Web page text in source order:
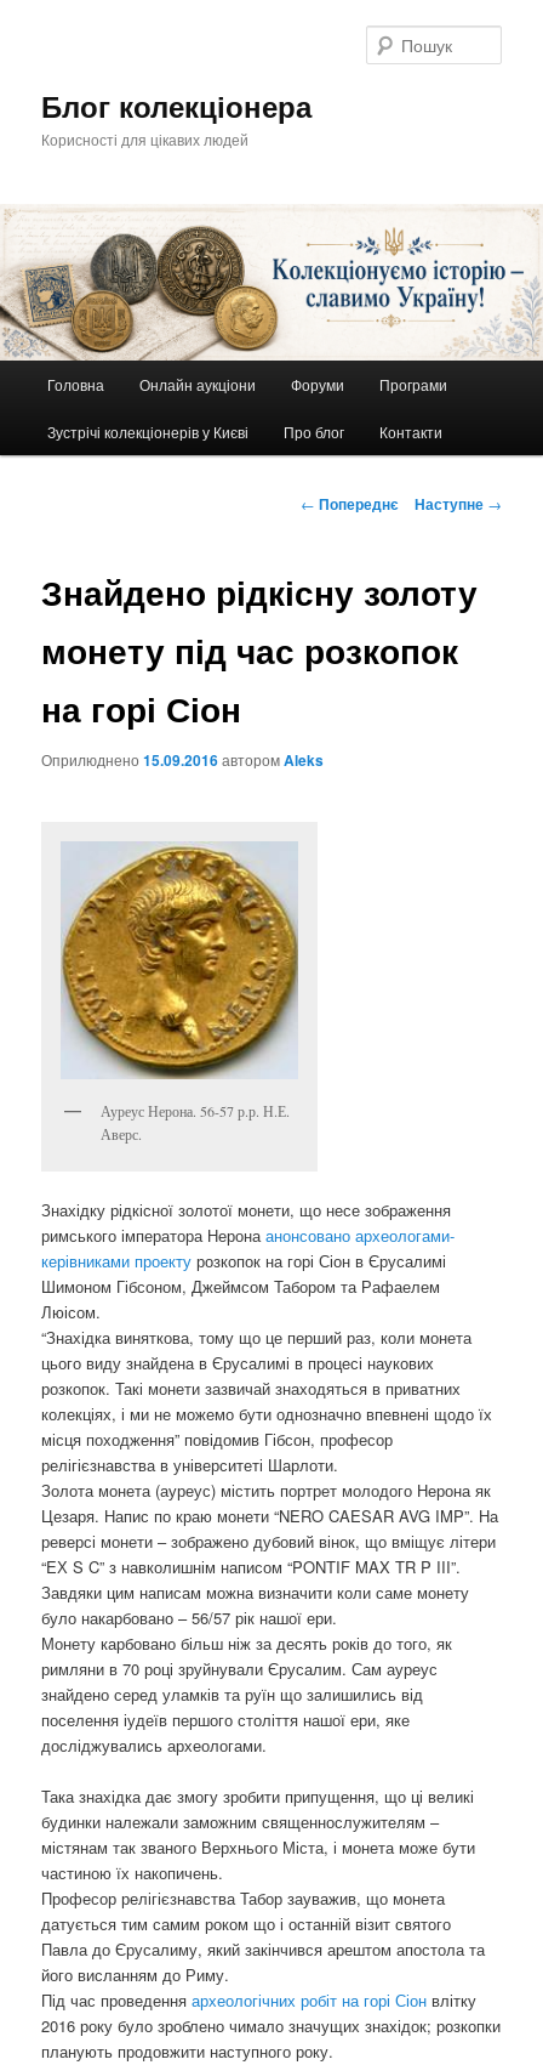
Блог колекціонера
Корисності для цікавих людей
Головна Онлайн аукціони Форуми Програми
Зустрічі колекціонерів у Києві Про блог Контакти
Навігація
← Попереднє Наступне →
Знайдено рідкісну золоту
монету під час розкопок
на горі Сіон
Оприлюднено15.09.2016авторомAleks
Ауреус Нерона. 56-57 р.р. Н.Е.
Аверс.
Знахідку рідкісної золотої монети, що несе зображення
римського імператора Неронаанонсовано археологами-
керівниками проекту розкопок на горі Сіон в Єрусалимі
Шимоном Гібсоном, Джеймсом Табором та Рафаелем
Люісом.
“Знахідка виняткова, тому що це перший раз, коли монета
цього виду знайдена в Єрусалимі в процесі наукових
розкопок. Такі монети зазвичай знаходяться в приватних
колекціях, і ми не можемо бути однозначно впевнені щодо їх
місця походження” повідомив Гібсон, професор
релігієзнавства в університеті Шарлоти.
Золота монета (ауреус) містить портрет молодого Нерона як
Цезаря. Напис по краю монети “NERO CAESAR AVG IMP”. На
реверсі монети – зображено дубовий вінок, що вміщує літери
“EХ S C” з навколишнім написом “PONTIF MAX TR P III”.
Завдяки цим написам можна визначити коли саме монету
було накарбовано – 56/57 рік нашої ери.
Монету карбовано більш ніж за десять років до того, як
римляни в 70 році зруйнували Єрусалим. Сам ауреус
знайдено серед уламків та руїн що залишились від
поселення іудеїв першого століття нашої ери, яке
досліджувались археологами.
Така знахідка дає змогу зробити припущення, що ці великі
будинки належали заможним священнослужителям –
містянам так званого Верхнього Міста, і монета може бути
частиною їх накопичень.
Професор релігієзнавства Табор зауважив, що монета
датується тим самим роком що і останній візит святого
Павла до Єрусалиму, який закінчився арештом апостола та
його висланням до Риму.
Під час проведенняархеологічних робіт на горі Сіон влітку
2016 року було зроблено чимало значущих знахідок; розкопки
планують продовжити наступного року.